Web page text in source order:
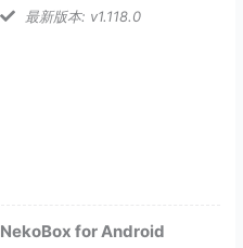
最新版本: v1.118.0
NekoBox for Android